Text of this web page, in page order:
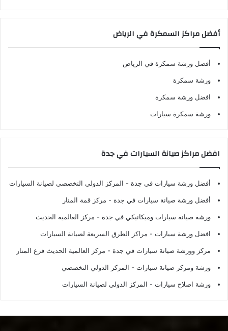
أفضل مراكز السمكرة في الرياض
أفضل ورشة سمكرة في الرياض
ورشة سمكرة
افضل ورشة سمكرة
ورشة سمكرة سيارات
افضل مراكز صيانة السيارات في جدة
أفضل ورشة سيارات في جدة - المركز الدولي التخصصي لصيانة السيارات
أفضل ورشة صيانة سيارات في جدة - مركز قمة المنار
ورشة صيانة سيارات وميكانيكي في جدة - مركز العالمية الحديث
افضل ورشة سيارات - مراكز الطرق السريعة لصيانة السيارات
مركز وورشة صيانة سيارات في جدة - مركز العالمية الحديث فرع المنار
ورشة ومركز صيانة سيارات - المركز الدولي التخصصي
ورشة اصلاح سيارات - المركز الدولي لصيانة السيارات